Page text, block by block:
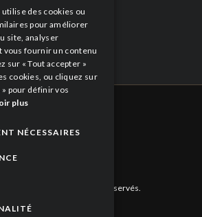
partenaires
Quintessence. Tous droits réservés.
de confidentialité
des cookies ou
pour améliorer
site, analyser
fournir un contenu
sur « Tout accepter »
cookies, ou cliquez sur
pour définir vos
plus
NÉCESSAIRES